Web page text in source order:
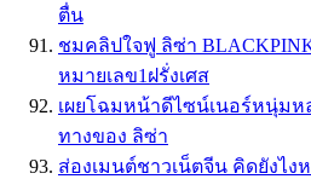
ตื่น
ชมคลิปใจฟู ลิซ่า
หมายเลข1ฝรั่งเศส
เผยโฉมหน้าดีไซน์เนอร์หนุ่มห
ทางของ ลิซ่า
ส่องเมนต์ชาวเน็ตจีน คิดยังไงห